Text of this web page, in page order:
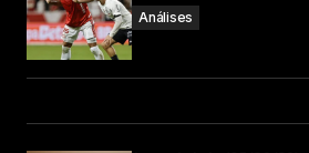
Análises